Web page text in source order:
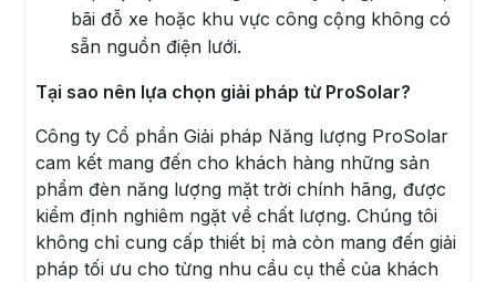
bãi đỗ xe hoặc khu vực công cộng không có
sẵn nguồn điện lưới.
Tại sao nên lựa chọn giải pháp từ ProSolar?
Công ty Cổ phần Giải pháp Năng lượng ProSolar
cam kết mang đến cho khách hàng những sản
phẩm đèn năng lượng mặt trời chính hãng, được
kiểm định nghiêm ngặt về chất lượng. Chúng tôi
không chỉ cung cấp thiết bị mà còn mang đến giải
pháp tối ưu cho từng nhu cầu cụ thể của khách